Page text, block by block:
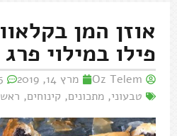
אוזן המן
פילו במילוי פרג
Oz Telem מרץ 14, 2019
טבעוני, מתכונים, קינוחים,